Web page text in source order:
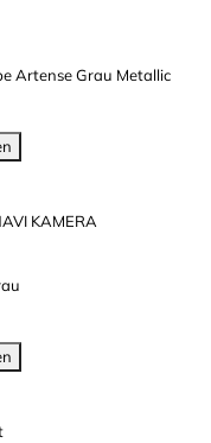
Artense Grau Metallic
KAMERA